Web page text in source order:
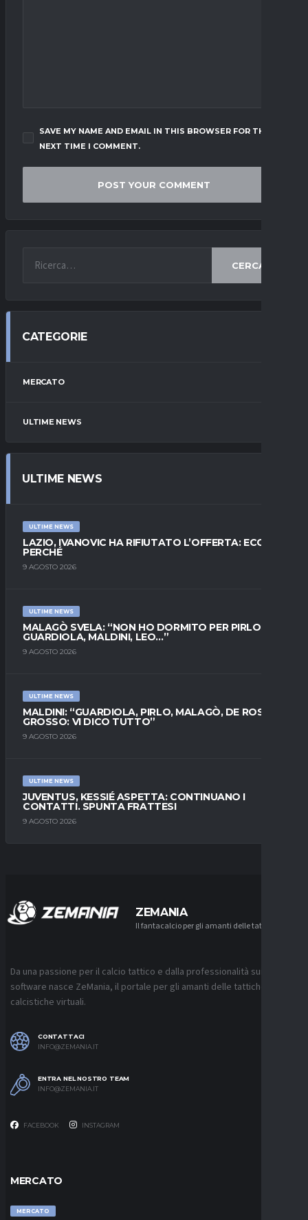
SAVE MY NAME AND EMAIL IN THIS BROWSER FOR THE
NEXT TIME I COMMENT.
CERCA
CATEGORIE
MERCATO
ULTIME NEWS
ULTIME NEWS
ULTIME NEWS
LAZIO, IVANOVIC HA RIFIUTATO L’OFFERTA: ECCO
PERCHÉ
9 AGOSTO 2026
ULTIME NEWS
MALAGÒ SVELA: “NON HO DORMITO PER PIRLO.
GUARDIOLA, MALDINI, LEO…”
9 AGOSTO 2026
ULTIME NEWS
MALDINI: “GUARDIOLA, PIRLO, MALAGÒ, DE ROSSI E
GROSSO: VI DICO TUTTO”
9 AGOSTO 2026
ULTIME NEWS
JUVENTUS, KESSIÉ ASPETTA: CONTINUANO I
CONTATTI. SPUNTA FRATTESI
9 AGOSTO 2026
ZEMANIA
Il fantacalcio per gli amanti delle tattiche
Da una passione per il calcio tattico e dalla professionalità sui
software nasce ZeMania, il portale per gli amanti delle tattiche
calcistiche virtuali.
CONTATTACI
INFO@ZEMANIA.IT
ENTRA NEL NOSTRO TEAM
INFO@ZEMANIA.IT
FACEBOOK INSTAGRAM
MERCATO
MERCATO